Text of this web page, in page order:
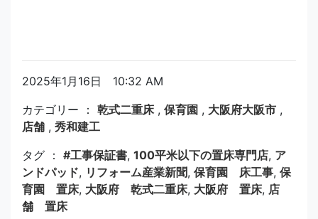
2025年1月16日 10:32 AM
カテゴリー ： 乾式二重床, 保育園 , 大阪府大阪市 ,
店舗 , 秀和建工
タグ ： #工事保証書, 100平米以下の置床専門店, ア
ンドパッド, リフォーム産業新聞, 保育園 床工事, 保
育園 置床, 大阪府 乾式二重床, 大阪府 置床, 店
舗 置床